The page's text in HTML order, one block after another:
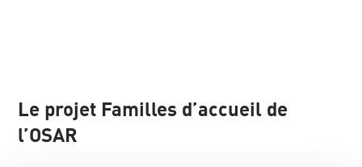
Le projet Familles d’accueil de
l’OSAR